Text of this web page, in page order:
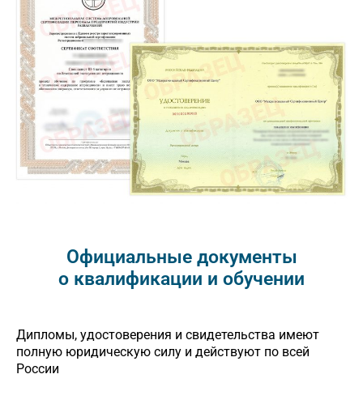
Официальные документы
о квалификации и обучении
Дипломы, удостоверения и свидетельства имеют
полную юридическую силу и действуют по всей
России